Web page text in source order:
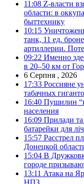
11:08 Z-власти
области: в
быттехнику
10:15
танк, 11 ед.
артиллерии.
09:22 Именно
в 20–50 км от
6 Серпня , 2026
17:33 Россияне
табачных
16:40 Пушилин
населения
16:09 Прилади та
батарейки для
15:57 Расстрел
Донецкой
15:04 В
городе
13:11 Атака на
НПЗ